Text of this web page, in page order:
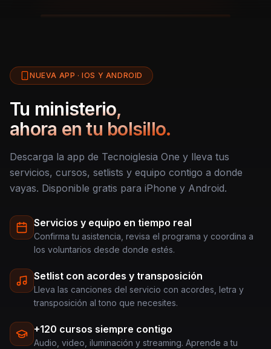
NUEVA APP · IOS Y ANDROID
Tu ministerio,
ahora en tu bolsillo.
Descarga la app de Tecnoiglesia One y lleva tus
servicios, cursos, setlists y equipo contigo a donde
vayas. Disponible gratis para iPhone y Android.
Servicios y equipo en tiempo real
Confirma tu asistencia, revisa el programa y coordina a
los voluntarios desde donde estés.
Setlist con acordes y transposición
Lleva las canciones del servicio con acordes, letra y
transposición al tono que necesites.
+120 cursos siempre contigo
Audio, video, iluminación y streaming. Aprende a tu